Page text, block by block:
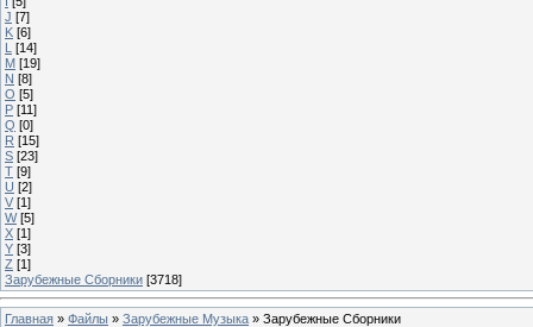
J [7]
K [6]
L [14]
M [19]
N [8]
O [5]
P [11]
Q [0]
R [15]
S [23]
T [9]
U [2]
V [1]
W [5]
X [1]
Y [3]
Z [1]
Зарубежные Сборники [3718]
Главная » Файлы » Зарубежные Музыка » Зарубежные Сборники